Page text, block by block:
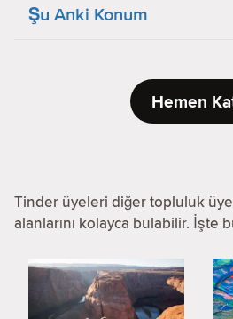
Şu Anki Konum
Hemen
Tinder üyeleri diğer topluluk
alanlarını kolayca bulabilir. İşte